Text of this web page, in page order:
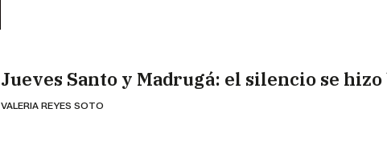
Jueves Santo y Madrugá: el silencio se
VALERIA REYES SOTO